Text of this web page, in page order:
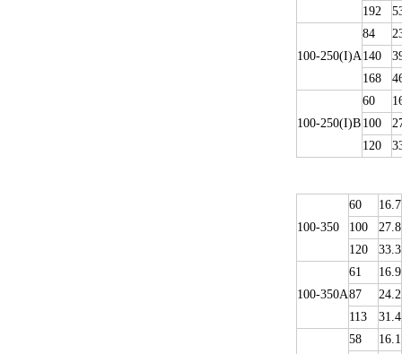
192
100-250(I)A
84
140
168
100-250(I)B
60
100
120
100-350
60
16.7
100
27.8
120
33.3
100-350A
61
16.9
87
24.2
113
31.4
58
16.1